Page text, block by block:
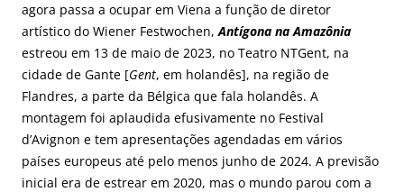
agora passa a ocupar em Viena a função de diretor
artístico do Wiener Festwochen,Antígona na Amazônia
estreou em 13 de maio de 2023, no Teatro NTGent, na
cidade de Gante [Gent, em holandês], na região de
Flandres, a parte da Bélgica que fala holandês. A
montagem foi aplaudida efusivamente no Festival
d’Avignon e tem apresentações agendadas em vários
países europeus até pelo menos junho de 2024. A previsão
inicial era de estrear em 2020, mas o mundo parou com a